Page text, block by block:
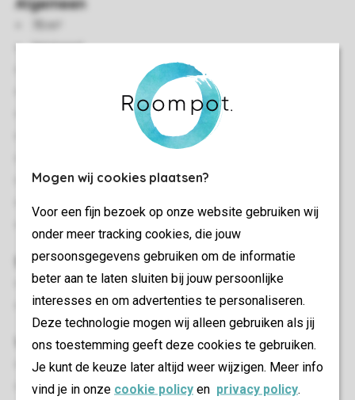
Mogen wij cookies plaatsen?
Voor een fijn bezoek op onze website gebruiken wij
onder meer tracking cookies, die jouw
persoonsgegevens gebruiken om de informatie
beter aan te laten sluiten bij jouw persoonlijke
interesses en om advertenties te personaliseren.
Deze technologie mogen wij alleen gebruiken als jij
ons toestemming geeft deze cookies te gebruiken.
Je kunt de keuze later altijd weer wijzigen. Meer info
vind je in onze cookie policy en privacy policy.
Vrijstaand
Op voorkeur te reserveren: laadpaal elektrische auto
Slaapkamer(s)
Twee slaapkamers met twee 1-persoons boxsprings en tv
Bedden voorzien van dekbedden en hoofdkussens
Woon-/eetkamer
Zithoek
Eethoek